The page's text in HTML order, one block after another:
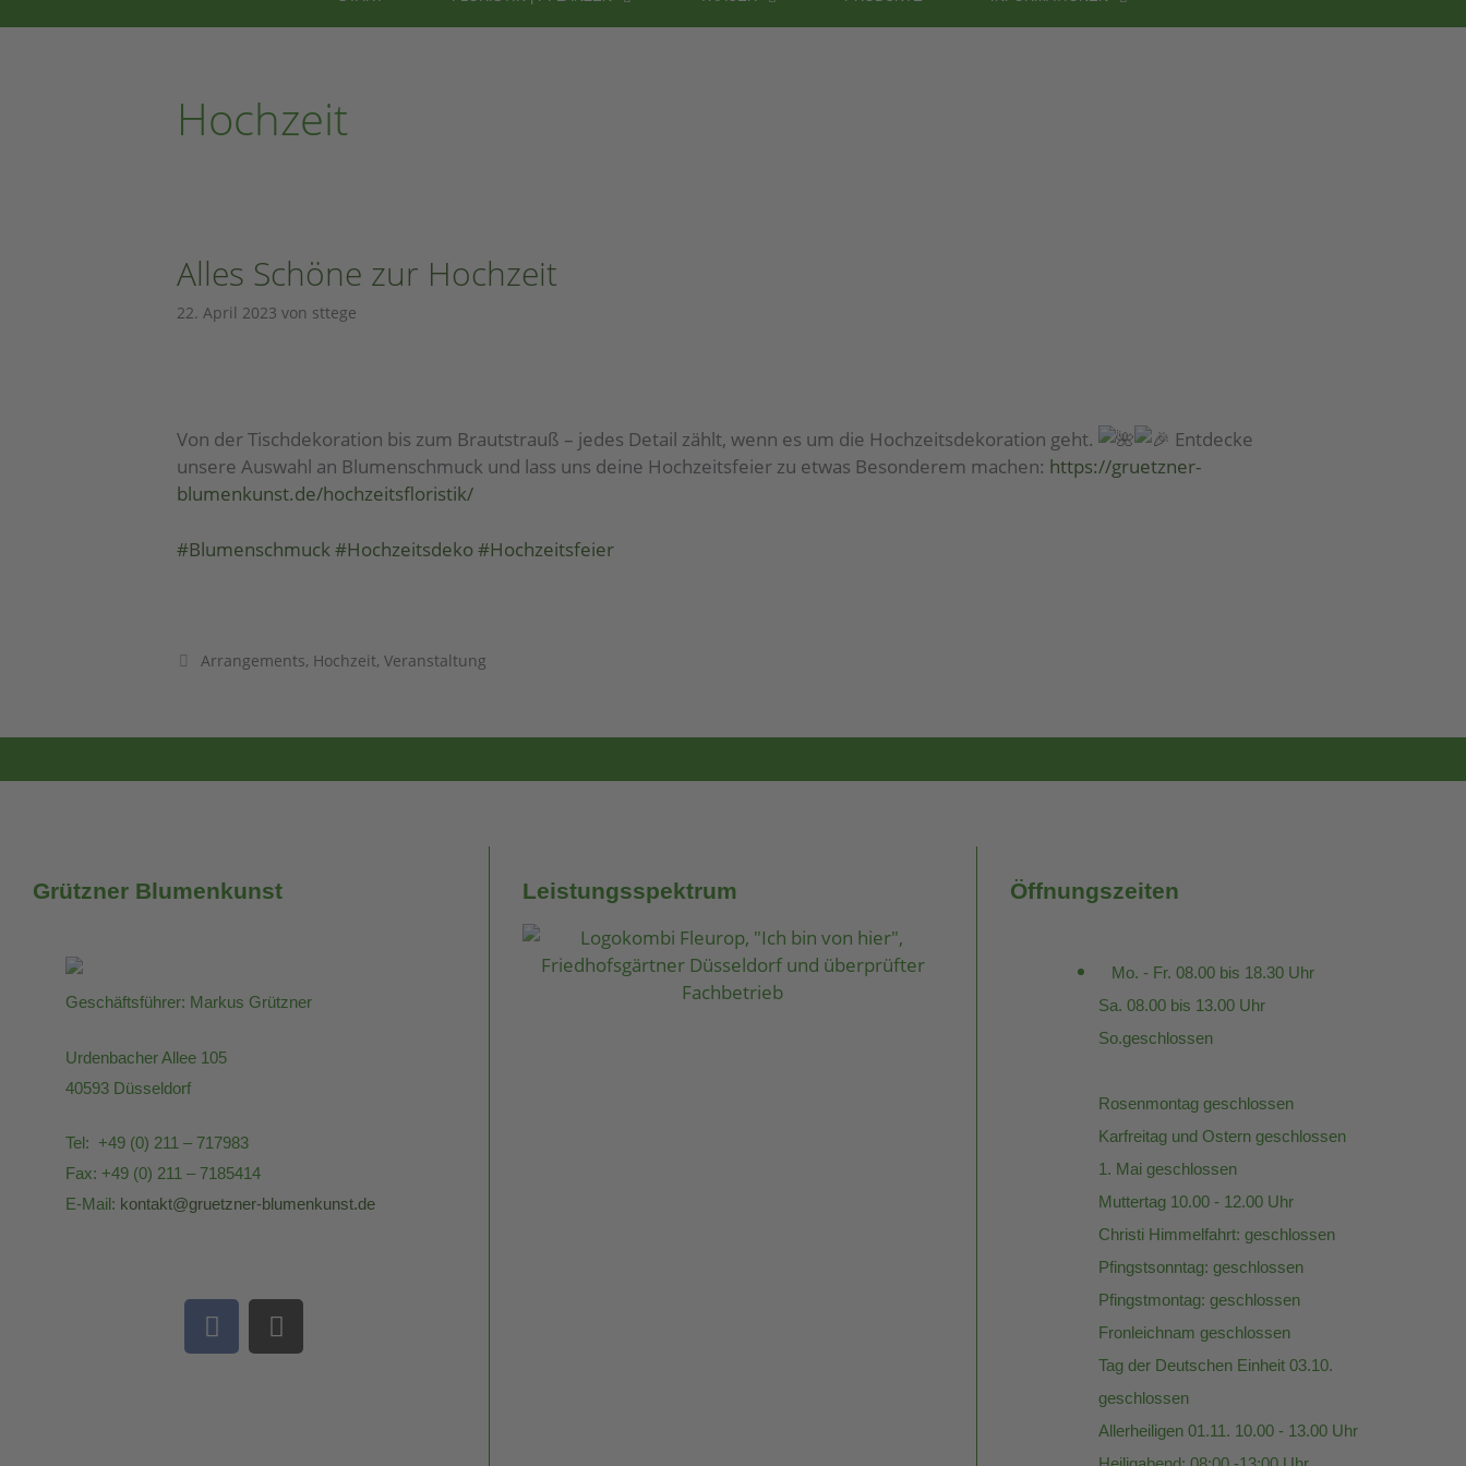
Hochzeit
Alles Schöne zur Hochzeit
22. April 2023 von sttege
Von der Tischdekoration bis zum Brautstrauß – jedes Detail zählt, wenn es um die Hochzeitsdekoration geht.
Entdecke
unsere Auswahl an Blumenschmuck und lass uns deine Hochzeitsfeier zu etwas Besonderem machen: https://gruetzner-
blumenkunst.de/hochzeitsfloristik/
#Blumenschmuck#Hochzeitsdeko #Hochzeitsfeier
Arrangements, Hochzeit, Veranstaltung
Grützner Blumenkunst
Geschäftsführer: Markus Grützner
Urdenbacher Allee 105
40593 Düsseldorf
Tel: +49 (0) 211 – 717983
Fax: +49 (0) 211 – 7185414
E-Mail: kontakt@gruetzner-blumenkunst.de
Leistungsspektrum Öffnungszeiten
Mo. - Fr. 08.00 bis 18.30 Uhr
Sa. 08.00 bis 13.00 Uhr
So.geschlossen
Rosenmontag geschlossen
Karfreitag und Ostern geschlossen
1. Mai geschlossen
Muttertag 10.00 - 12.00 Uhr
Christi Himmelfahrt: geschlossen
Pfingstsonntag: geschlossen
Pfingstmontag: geschlossen
Fronleichnam geschlossen
Tag der Deutschen Einheit 03.10.
geschlossen
Allerheiligen 01.11. 10.00 - 13.00 Uhr